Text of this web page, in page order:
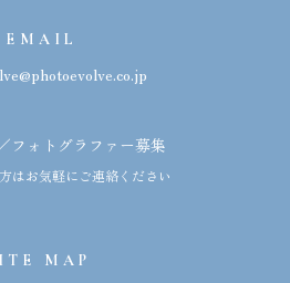
EMAIL
フォトグラファー募集
はお気軽にご連絡ください
MAP